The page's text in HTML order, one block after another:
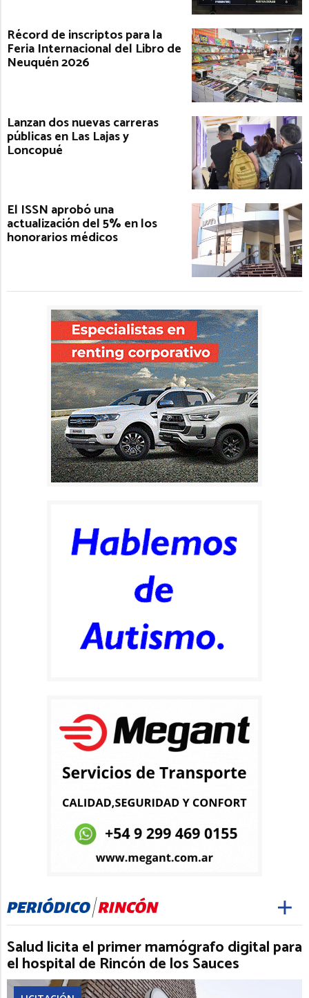
Récord de inscriptos para la
Feria Internacional del Libro de
Neuquén 2026
Lanzan dos nuevas carreras
públicas en Las Lajas y
Loncopué
El ISSN aprobó una
actualización del 5% en los
honorarios médicos
Salud licita el primer mamógrafo digital para
el hospital de Rincón de los Sauces